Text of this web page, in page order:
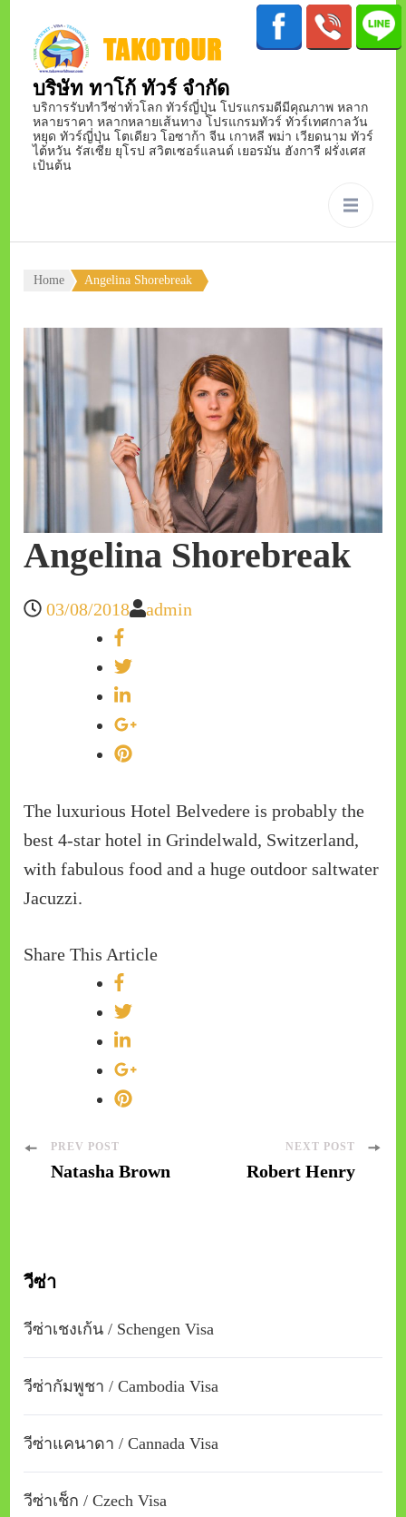
บริษัท ทาโก้ ทัวร์ จำกัด
บริการรับทำวีซ่าทั่วโลก ทัวร์ญี่ปุ่น โปรแกรมดีมีคุณภาพ หลาก
หลายราคา หลากหลายเส้นทาง โปรแกรมทัวร์ ทัวร์เทศกาลวัน
หยุด ทัวร์ญี่ปุ่น โตเดียว โอซาก้า จีน เกาหลี พม่า เวียดนาม ทัวร์
ไต้หวัน รัสเซีย ยุโรป สวิตเซอร์แลนด์ เยอรมัน ฮังการี ฝรั่งเศส
เป้นต้น
Home Angelina Shorebreak
Angelina Shorebreak
03/08/2018 admin
The luxurious Hotel Belvedere is probably the
best 4-star hotel in Grindelwald, Switzerland,
with fabulous food and a huge outdoor saltwater
Jacuzzi.
Share This Article
Post
Navigation
PREV POST
Natasha Brown
NEXT POST
Robert Henry
วีซ่า
วีซ่าเชงเก้น / Schengen Visa
วีซ่ากัมพูชา / Cambodia Visa
วีซ่าแคนาดา / Cannada Visa
วีซ่าเช็ก / Czech Visa